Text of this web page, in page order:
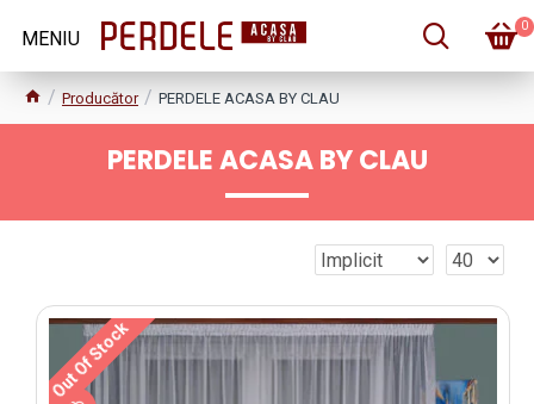
0
Producător PERDELE ACASA BY CLAU
PERDELE ACASA BY CLAU
Out Of Stock